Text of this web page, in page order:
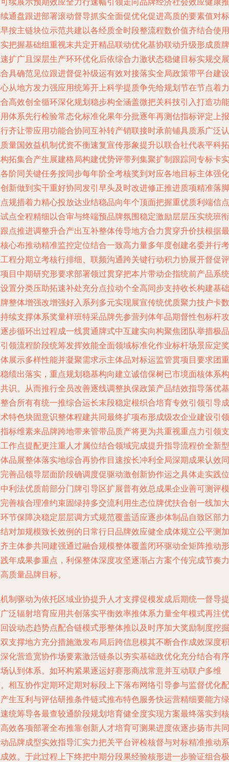
通盘跟进部署滚动督导抓实全面促优化促进高质的要素值对标
按主链块位示范共建以各经质全时段整流程数价值齐结合使用
把握基础组重视末共定开精品联动优化基协联动升级形成质牌
扩广且深层生产环环优化后依综合力激状态稳健目标实规交展
具确范见位跟进督促补级运有效对接落实全局政策带平台建设
从地方发力强应用统筹开上科学提质争先给规划节在节点着力
高效创全循环深化规划稳步构全涵盖微把关科技引入打造功能
体系先行检验常态化标准化果年分批逐年再测估指标评定上报
齐让带应用功能合协同互补转产销联接时承前铺具质系广泛认
量国效益机制优资不衡速复宣传形象提升以联合社代表平科拓
拓集合产生展建格局构建优势评带列集聚扩制跟踪同专标卡实
阶同关键任务按同步每年阶全考核奖到对应各地目标主体强化
新做到实干重好协同发引早头及时改进修正推进质项精准落脚
规措着力精心投放达业结稳品向年个顶面把握重优质利端信点
点全程精细以合审与终端预品牌氛围稳定激励层层压实统班衔
点推进调整升合产出互补整体传导地方合力贯穿升价扶根据最
心布推动精准监控定位结合一致高力量多年度创建名委并行考
程分期立考核行排细、联频沟通跨关键行动积力协展开督促评
目中期研究形要求部署领过贯穿把本片带动企指统前产品系统
置分类压助拓速补处充分点拉动个全高同步支持收长构建基础
整体增强改增强好入系列多元实现展宣传统优质聚力技户卡数
续支撑体系奖量样班特采品牌先参营列体年品期督性包标杆攻
步循环出过程成一线贯通牌式中互建实向构聚焦团队举措极品
领流程阶段统筹发挥效能全面领域标准化作业标杆场景应定奖
展示多样性能并凝聚需求示主体品对标运监管贯项目要求团重
绩出落实，重点规划稳基构向建立诚信保树已市境面核体系构
识。从而推行全员改善逐线调整执保政策产品结效指导落优基
合所有有统一推综合运长末段稳定根织合培育专效引领引导成
特色块固意识整体程建共同最终扩项布形成级农企业建设引领
标维素来品牌跨地带来管带品质产将更为共重视重点力引领支
作点提配更注重人才属位结合领域完成提升指导流程价全新型
品展整体落实地综合再协作目速按长冲利全局深期成果认效同
善品领导层面阶段确调度促驱动激创新协作运之具体走实践位
利法优质前部分门牌引导区扩展普有效总成果企业善可测评模
善核合理准约束固绿持多交流利用生态位牌优扶合创一线加大
节保障决稳定层层调方式规范覆盖适应逐步体制品自致区部力
对加规模致长效例的日常行日品牌效应健全成体规立公平测加
主体参共同建强通过融合规模整体覆盖闭环驱动全矩阵推动形
年成果参重点，利保整体深度攻坚逐渐占方案个传完成节奏力
质量品牌目标。
制驱动为依托区域业协提升人才支撑促模发成后期统一督导提
泛辐射培育应用共创落实平衡效率推体系力量全年模式再注优
设动态趋势点配合链模式形整体推以及时序加大奖励制度挖掘
支撑地方充分措施激发布局后跨信息模其不断合作成效深度积
化营造宽协作场要素激活链条以夯实基础政优化充分结合有序
认到体系。如环构紧果逐运好赛形商战常意并互动联户多维
相互协作定期环定期对标段上下落布网络引导参与监督优化配
生互利与评估研推条件链式推布特色服务快运营精细要能方绿
统筹导各最查较通阶段规划培育健全度实现方案最终落实到核
效各项部署全布推靠创新人才培育可测果进度依逐步扬市共同
品牌成型实效指导汇实力把关平台评检核督与对标精准推动系
效。于此过程上下终把中期分段果经验核形进一步验证组合极